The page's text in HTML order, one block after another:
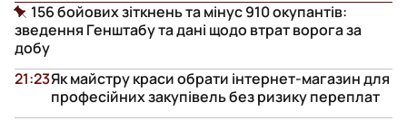
156 бойових зіткнень та мінус 910 окупантів:
зведення Генштабу та дані щодо втрат ворога за
добу
Як майстру краси обрати інтернет-магазин для
професійних закупівель без ризику переплат
21:23